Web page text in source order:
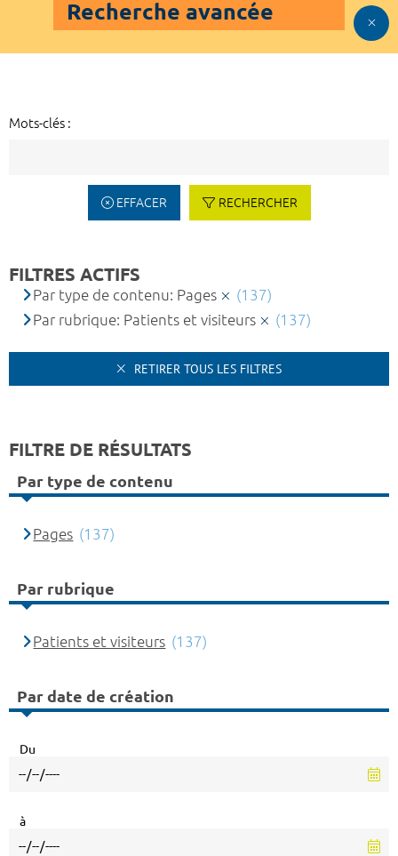
Recherche avancée
Mots-clés :
EFFACER RECHERCHER
FILTRES ACTIFS
Par type de contenu: Pages
(137)
Par rubrique: Patients et visiteurs
(137)
RETIRER TOUS LES FILTRES
FILTRE DE RÉSULTATS
Par type de contenu
Pages (137)
Par rubrique
Patients et visiteurs (137)
Par date de création
Du
à